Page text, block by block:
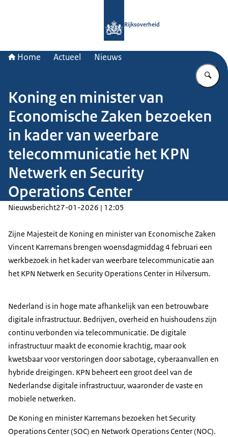
Rijksoverheid
Home Actueel Nieuws
Koning en minister van
Economische Zaken bezoeken
in kader van weerbare
telecommunicatie het KPN
Netwerk en Security
Operations Center
Nieuwsbericht27-01-2026 | 12:05
Zijne Majesteit de Koning en minister van Economische Zaken
Vincent Karremans brengen woensdagmiddag 4 februari een
werkbezoek in het kader van weerbare telecommunicatie aan
het KPN Netwerk en Security Operations Center in Hilversum.
Nederland is in hoge mate afhankelijk van een betrouwbare
digitale infrastructuur. Bedrijven, overheid en huishoudens zijn
continu verbonden via telecommunicatie. De digitale
infrastructuur maakt de economie krachtig, maar ook
kwetsbaar voor verstoringen door sabotage, cyberaanvallen en
hybride dreigingen. KPN beheert een groot deel van de
Nederlandse digitale infrastructuur, waaronder de vaste en
mobiele netwerken.
De Koning en minister Karremans bezoeken het Security
Operations Center (SOC) en Network Operations Center (NOC).